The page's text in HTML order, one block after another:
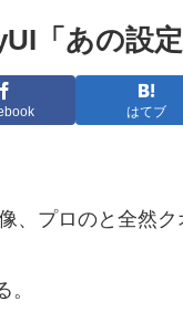
「あの設
はてブ
、プロのと全然